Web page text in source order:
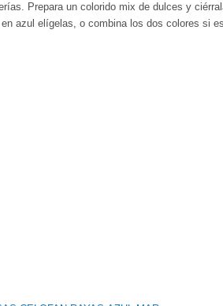
Prepara un colorido mix de dulces y
azul elígelas, o combina los dos colores si